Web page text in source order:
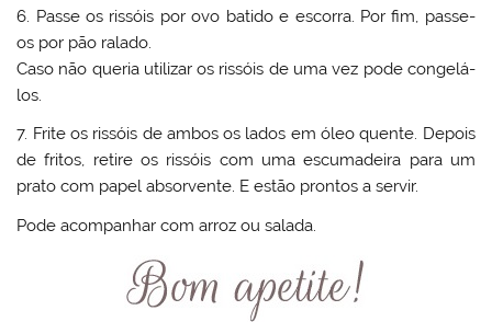
6. Passe os rissóis por ovo batido e escorra. Por fim, passe-
os por pão ralado.
Caso não queria utilizar os rissóis de uma vez pode congelá-
los.
7. Frite os rissóis de ambos os lados em óleo quente. Depois
de fritos, retire os rissóis com uma escumadeira para um
prato com papel absorvente. E estão prontos a servir.
Pode acompanhar com arroz ou salada.